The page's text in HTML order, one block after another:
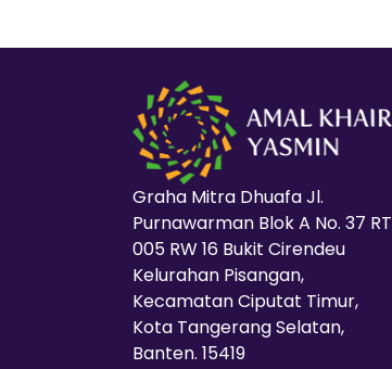
Graha Mitra Dhuafa Jl.
Purnawarman Blok A No. 37 RT
005 RW 16 Bukit Cirendeu
Kelurahan Pisangan,
Kecamatan Ciputat Timur,
Kota Tangerang Selatan,
Banten. 15419